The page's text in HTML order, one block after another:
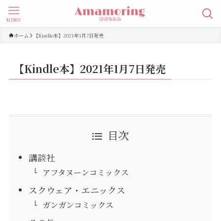
MENU
ホーム 【Kindle本】2021年1月7日発売
【Kindle本】2021年1月7日発売
目次
講談社
アフタヌーンコミックス
スクウェア・エニックス
ガンガンコミックス